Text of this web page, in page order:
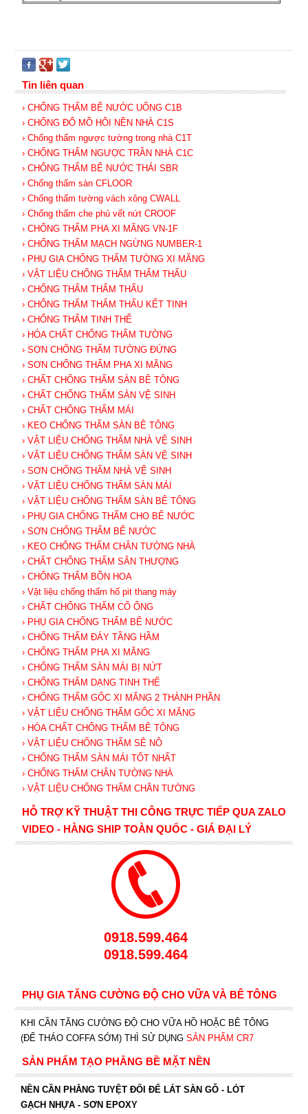
Tin liên quan
› CHỐNG THẤM BỂ NƯỚC UỐNG C1B
› CHỐNG ĐỔ MỒ HÔI NỀN NHÀ C1S
› Chống thấm ngược tường trong nhà C1T
› CHỐNG THẤM NGƯỢC TRẦN NHÀ C1C
› CHỐNG THẤM BỂ NƯỚC THẢI SBR
› Chống thấm sàn CFLOOR
› Chống thấm tường vách xông CWALL
› Chống thấm che phủ vết nứt CROOF
› CHỐNG THẤM PHA XI MĂNG VN-1F
› CHỐNG THẤM MẠCH NGỪNG NUMBER-1
› PHỤ GIA CHỐNG THẤM TƯỜNG XI MĂNG
› VẬT LIỆU CHỐNG THẤM THẨM THẤU
› CHỐNG THẤM THẨM THẤU
› CHỐNG THẤM THẨM THẤU KẾT TINH
› CHỐNG THẤM TINH THỂ
› HÓA CHẤT CHỐNG THẤM TƯỜNG
› SƠN CHỐNG THẤM TƯỜNG ĐỨNG
› SƠN CHỐNG THẤM PHA XI MĂNG
› CHẤT CHỐNG THẤM SÀN BÊ TÔNG
› CHẤT CHỐNG THẤM SÀN VỆ SINH
› CHẤT CHỐNG THẤM MÁI
› KEO CHỐNG THẤM SÀN BÊ TÔNG
› VẬT LIỆU CHỐNG THẤM NHÀ VỆ SINH
› VẬT LIỆU CHỐNG THẤM SÀN VỆ SINH
› SƠN CHỐNG THẤM NHÀ VỆ SINH
› VẬT LIỆU CHỐNG THẤM SÀN MÁI
› VẬT LIỆU CHỐNG THẤM SÀN BÊ TÔNG
› PHỤ GIA CHỐNG THẤM CHO BỂ NƯỚC
› SƠN CHỐNG THẤM BỂ NƯỚC
› KEO CHỐNG THẤM CHÂN TƯỜNG NHÀ
› CHẤT CHỐNG THẤM SÂN THƯỢNG
› CHỐNG THẤM BỒN HOA
› Vật liệu chống thấm hố pit thang máy
› CHẤT CHỐNG THẤM CỔ ỐNG
› PHỤ GIA CHỐNG THẤM BỂ NƯỚC
› CHỐNG THẤM ĐÁY TẦNG HẦM
› CHỐNG THẤM PHA XI MĂNG
› CHỐNG THẤM SÀN MÁI BỊ NỨT
› CHỐNG THẤM DẠNG TINH THỂ
› CHỐNG THẤM GỐC XI MĂNG 2 THÀNH PHẦN
› VẬT LIỆU CHỐNG THẤM GỐC XI MĂNG
› HÓA CHẤT CHỐNG THẤM BÊ TÔNG
› VẬT LIỆU CHỐNG THẤM SÊ NÔ
› CHỐNG THẤM SÀN MÁI TỐT NHẤT
› CHỐNG THẤM CHÂN TƯỜNG NHÀ
› VẬT LIỆU CHỐNG THẤM CHÂN TƯỜNG
HỖ TRỢ KỸ THUẬT THI CÔNG TRỰC TIẾP QUA ZALO
VIDEO - HÀNG SHIP TOÀN QUỐC - GIÁ ĐẠI LÝ
0918.599.464
0918.599.464
PHỤ GIA TĂNG CƯỜNG ĐỘ CHO VỮA VÀ BÊ TÔNG
KHI CẦN TĂNG CƯỜNG ĐỘ CHO VỮA HỒ HOẶC BÊ TÔNG
(ĐỂ THÁO COFFA SỚM) THÌ SỬ DỤNG SẢN PHẨM CR7
SẢN PHẨM TẠO PHẲNG BỀ MẶT NỀN
NỀN CẦN PHẲNG TUYỆT ĐỐI ĐỂ LÁT SÀN GỖ - LÓT
GẠCH NHỰA - SƠN EPOXY